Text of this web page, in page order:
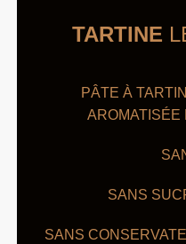
TARTINE
PÂTE À
SANS
SANS